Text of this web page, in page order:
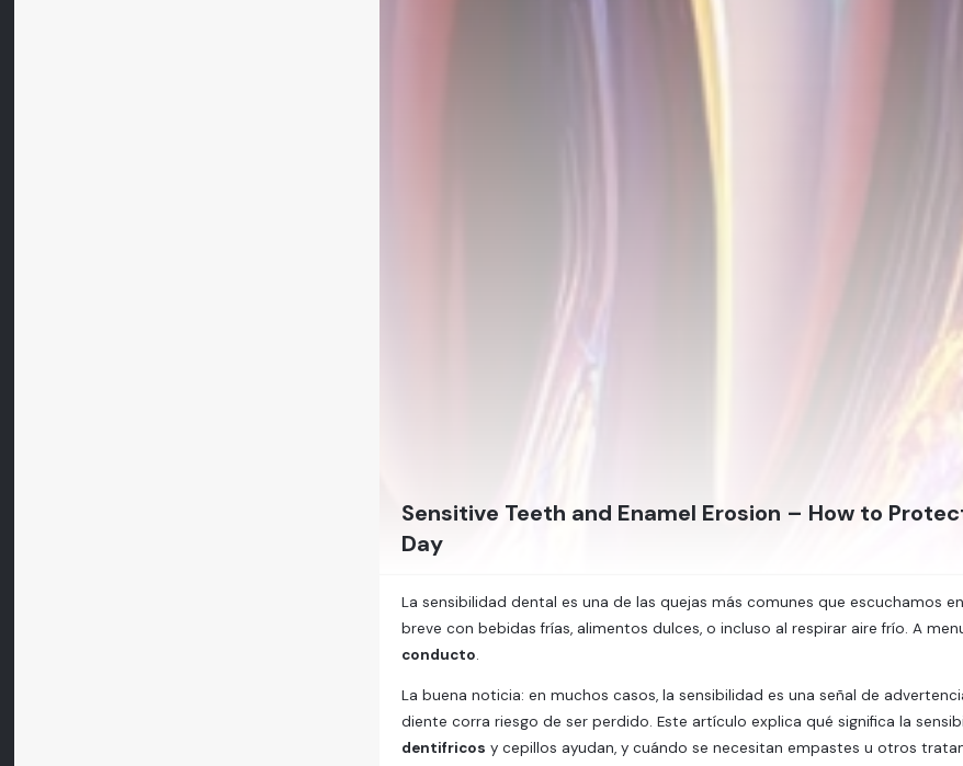
Sensitive Teeth and Enamel Erosion – How to
Day
La sensibilidad dental es una de las quejas más comunes que escuchamos en
breve con bebidas frías, alimentos dulces, o incluso al respirar aire frío. A
conducto.
La buena noticia: en muchos casos, la sensibilidad es una señal de
diente corra riesgo de ser perdido. Este artículo explica qué significa la
dentifricos y cepillos ayudan, y cuándo se necesitan empastes u otros